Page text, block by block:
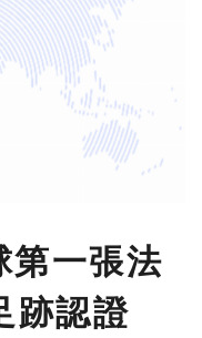
第一張法
跡認證